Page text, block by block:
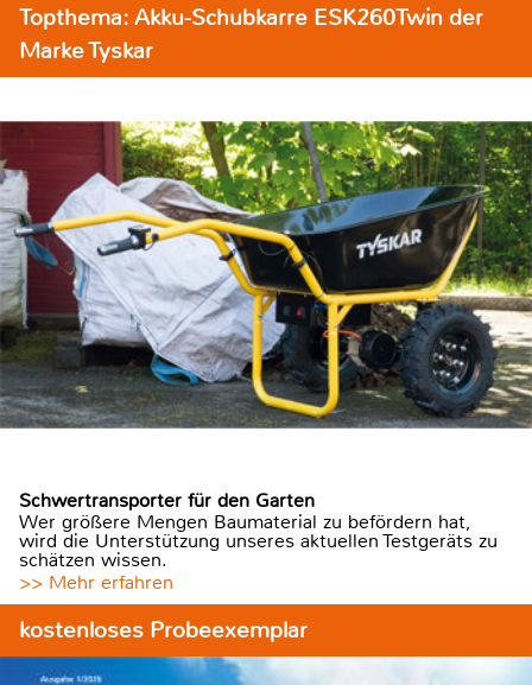
Topthema: Akku-Schubkarre ESK260Twin der
Marke Tyskar
Schwertransporter für den Garten
Wer größere Mengen Baumaterial zu befördern hat,
wird die Unterstützung unseres aktuellen Testgeräts zu
schätzen wissen.
>> Mehr erfahren
kostenloses Probeexemplar